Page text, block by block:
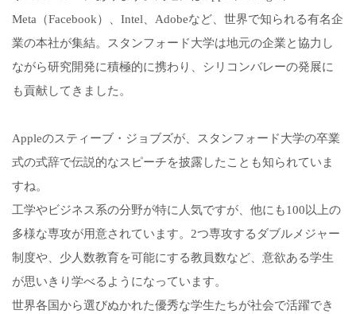
Meta（Facebook）、Intel、Adobeなど、世界で知られる有名企
業の本社が集結。スタンフォード大学は地元の企業と協力し
ながら研究開発に積極的に携わり、シリコンバレーの発展に
も貢献してきました。
Appleのスティーブ・ジョブズが、スタンフォード大学の卒業
式の式辞で伝説的なスピーチを披露したことも知られていま
すね。
工学やビジネス系の分野が特に人気ですが、他にも100以上の
多様な専攻が用意されています。2つ専攻するダブルメジャー
制度や、少人数教育を可能にする教員数など、意欲ある学生
が思いきり学べるようになっています。
世界各国から選びぬかれた優秀な学生たちが社会で活躍でき